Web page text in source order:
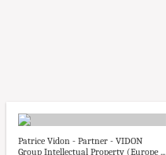
Patrice Vidon - Partner - VIDON
Group Intellectual Property (Europe ...